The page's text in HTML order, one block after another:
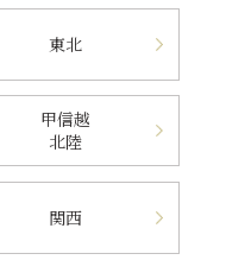
東北
甲信越
北陸
関西